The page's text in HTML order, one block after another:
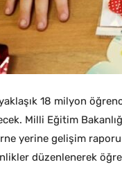
18 milyon
Milli Eğitim
yerine gelişim
düzenlenerek